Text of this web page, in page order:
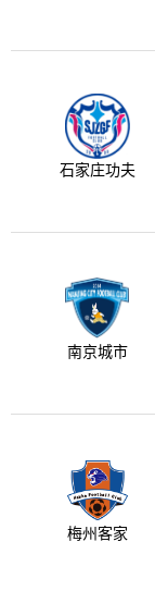
石家庄功夫
南京城市
梅州客家